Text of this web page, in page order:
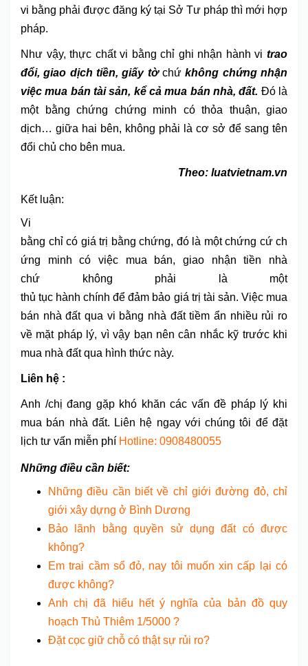
vi bằng phải được đăng ký tại Sở Tư pháp thì mới hợp
pháp.
Như vậy, thực chất vi bằng chỉ ghi nhận hành vi trao
đổi, giao dịch tiền, giấy tờchứ không chứng nhận
việc mua bán tài sản, kể cả mua bán nhà, đất. Đó là
một bằng chứng chứng minh có thỏa thuận, giao
dịch… giữa hai bên, không phải là cơ sở để sang tên
đổi chủ cho bên mua.
Theo: luatvietnam.vn
Kết luận:
Vi
bằng chỉ có giá trị bằng chứng, đó là một chứng cứ ch
ứng minh có việc mua bán, giao nhận tiền nhà
chứ không phải là một
thủ tục hành chính để đảm bảo giá trị tài sản. Việc mua
bán nhà đất qua vi bằng nhà đất tiềm ẩn nhiều rủi ro
về mặt pháp lý, vì vậy bạn nên cân nhắc kỹ trước khi
mua nhà đất qua hình thức này.
Liên hệ :
Anh /chị đang gặp khó khăn các vấn đề pháp lý khi
mua bán nhà đất. Liên hệ ngay với chúng tôi để đặt
lịch tư vấn miễn phí Hotline: 0908480055
Những điều cần biết:
Những điều cần biết về chỉ giới đường đỏ, chỉ
giới xây dựng ở Bình Dương
Bảo lãnh bằng quyền sử dụng đất có được
không?
Em trai cầm sổ đỏ, nay tôi muốn xin cấp lại có
được không?
Anh chị đã hiểu hết ý nghĩa của bản đồ quy
hoạch Thủ Thiêm 1/5000 ?
Đặt cọc giữ chỗ có thật sự rủi ro?